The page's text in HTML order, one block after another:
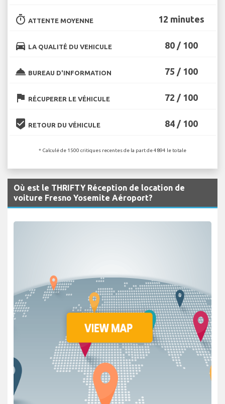
timer ATTENTE MOYENNE 12 minutes
directions_car LA QUALITÉ DU VEHICULE 80 / 100
room_service BUREAU D'INFORMATION 75 / 100
flag RÉCUPERER LE VÉHICULE 72 / 100
beenhere RETOUR DU VÉHICULE 84 / 100
* Calculé de 1500 critiques recentes de la part de 4894 le totale
Où est le THRIFTY Réception de location de
voiture Fresno Yosemite Aéroport?